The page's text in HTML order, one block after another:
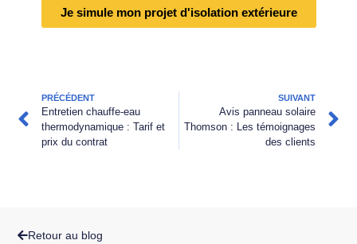
Retour au blog
Je simule mon projet d'isolation extérieure
PRÉCÉDENT
Entretien chauffe-eau
thermodynamique : Tarif et
prix du contrat
SUIVANT
Avis panneau solaire
Thomson : Les témoignages
des clients